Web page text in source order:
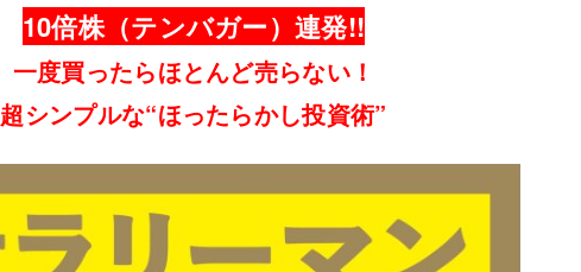
10倍株（テンバガー）連発!!
一度買ったらほとんど売らない！
超シンプルな“ほったらかし投資術”